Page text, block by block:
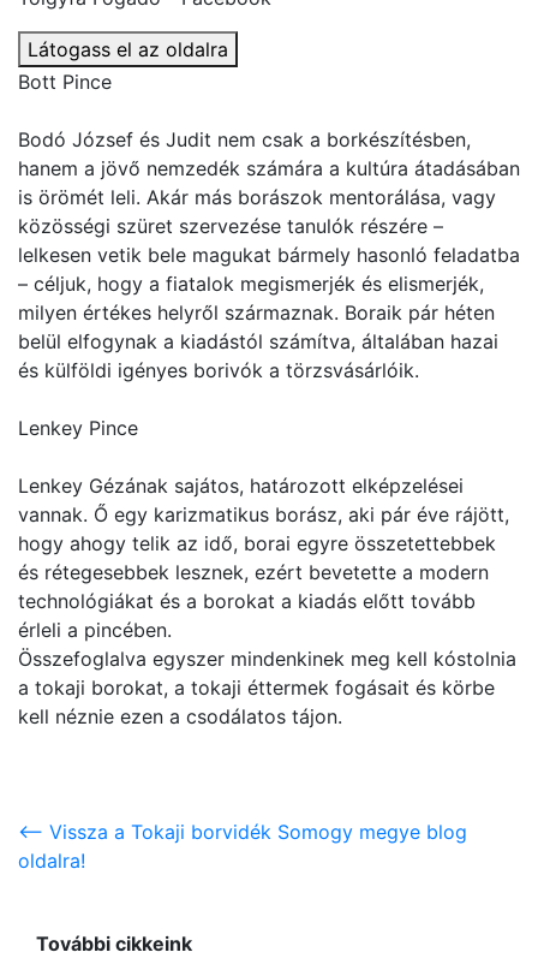
Látogass el az oldalra
Bott Pince
Bodó József és Judit nem csak a borkészítésben,
hanem a jövő nemzedék számára a kultúra átadásában
is örömét leli. Akár más borászok mentorálása, vagy
közösségi szüret szervezése tanulók részére –
lelkesen vetik bele magukat bármely hasonló feladatba
– céljuk, hogy a fiatalok megismerjék és elismerjék,
milyen értékes helyről származnak. Boraik pár héten
belül elfogynak a kiadástól számítva, általában hazai
és külföldi igényes borivók a törzsvásárlóik.
Lenkey Pince
Lenkey Gézának sajátos, határozott elképzelései
vannak. Ő egy karizmatikus borász, aki pár éve rájött,
hogy ahogy telik az idő, borai egyre összetettebbek
és rétegesebbek lesznek, ezért bevetette a modern
technológiákat és a borokat a kiadás előtt tovább
érleli a pincében.
Összefoglalva egyszer mindenkinek meg kell kóstolnia
a tokaji borokat, a tokaji éttermek fogásait és körbe
kell néznie ezen a csodálatos tájon.
<-- Vissza a Tokaji borvidék Somogy megye blog
oldalra!
További cikkeink